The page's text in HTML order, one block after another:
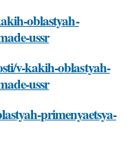
oblastyah-
ussr
v-kakih-oblastyah-
ussr
primenyaetsya-